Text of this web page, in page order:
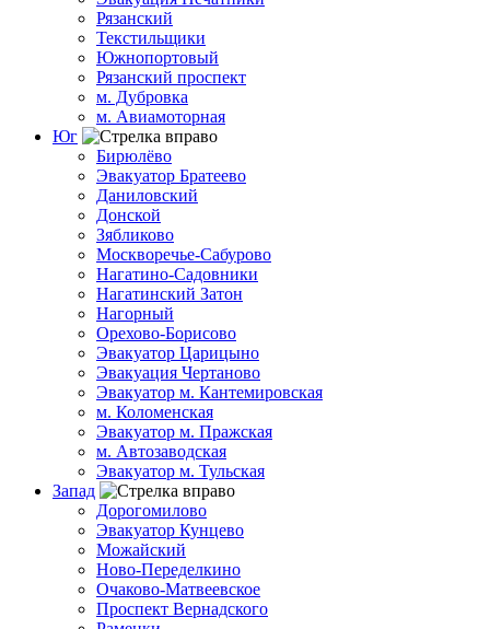
Рязанский
Текстильщики
Южнопортовый
Рязанский проспект
м. Дубровка
м. Авиамоторная
Юг
Бирюлёво
Эвакуатор Братеево
Даниловский
Донской
Зябликово
Москворечье-Сабурово
Нагатино-Садовники
Нагатинский Затон
Нагорный
Орехово-Борисово
Эвакуатор Царицыно
Эвакуация Чертаново
Эвакуатор м. Кантемировская
м. Коломенская
Эвакуатор м. Пражская
м. Автозаводская
Эвакуатор м. Тульская
Запад
Дорогомилово
Эвакуатор Кунцево
Можайский
Ново-Переделкино
Очаково-Матвеевское
Проспект Вернадского